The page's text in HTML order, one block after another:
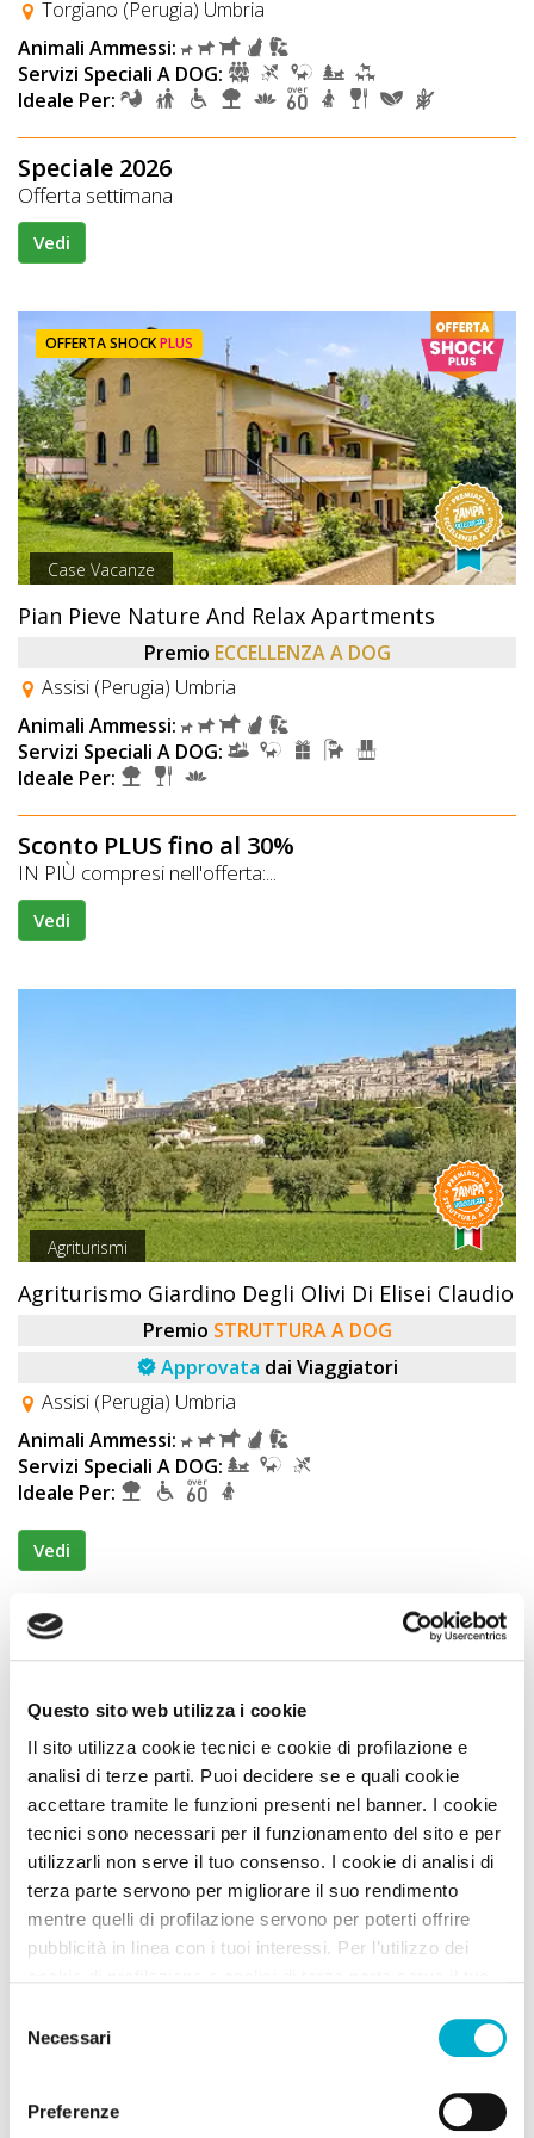
Questo sito web utilizza i cookie
Il sito utilizza cookie tecnici e cookie di profilazione e
analisi di terze parti. Puoi decidere se e quali cookie
accettare tramite le funzioni presenti nel banner. I cookie
tecnici sono necessari per il funzionamento del sito e per
utilizzarli non serve il tuo consenso. I cookie di analisi di
terza parte servono per migliorare il suo rendimento
mentre quelli di profilazione servono per poterti offrire
pubblicità in linea con i tuoi interessi. Per l’utilizzo dei
senza accettare” verranno installati solo i cookie tecnici.
Cliccando il pulsante “Accetta tutto” acconsenti all’utilizzo
di tutti i cookie. Cliccando il pulsante “mostra dettagli”
troverai le varie categorie di cookie e potrai accettare o
delNecessari
Preferenze
Torgiano (Perugia) Umbria
Animali Ammessi:
Servizi Speciali A DOG:
Ideale Per:
Speciale 2026
Offerta settimana
Vedi
OFFERTA SHOCKPLUS
Case Vacanze
Pian Pieve Nature And Relax Apartments
Premio ECCELLENZA A DOG
Assisi (Perugia) Umbria
Animali Ammessi:
Servizi Speciali A DOG:
Ideale Per:
Sconto PLUS fino al 30%
IN PIÙ compresi nell'offerta:...
Vedi
Agriturismi
Agriturismo Giardino Degli Olivi Di Elisei Claudio
Premio STRUTTURA A DOG
Approvata dai Viaggiatori
Assisi (Perugia) Umbria
Animali Ammessi:
Servizi Speciali A DOG:
Ideale Per:
Vedi
Agriturismo La Mora
Approvata dai Viaggiatori
Animali Ammessi: